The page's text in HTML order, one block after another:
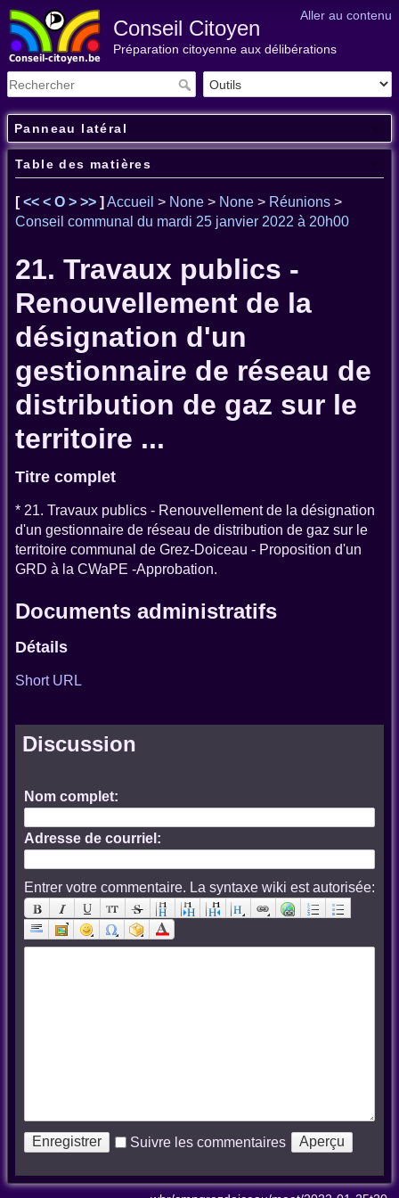
Aller au contenu
Conseil Citoyen
Préparation citoyenne aux délibérations
Panneau latéral
Table des matières
[<< < O > >> ] Accueil > None > None > Réunions >
Conseil communal du mardi 25 janvier 2022 à 20h00
21. Travaux publics -
Renouvellement de la
désignation d'un
gestionnaire de réseau de
distribution de gaz sur le
territoire ...
Titre complet
* 21. Travaux publics - Renouvellement de la désignation
d'un gestionnaire de réseau de distribution de gaz sur le
territoire communal de Grez-Doiceau - Proposition d'un
GRD à la CWaPE -Approbation.
Documents administratifs
Détails
Short URL
Discussion
Nom complet:
Adresse de courriel:
Entrer votre commentaire. La syntaxe wiki est autorisée:
Suivre les commentaires